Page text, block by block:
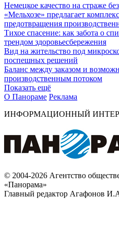
Немецкое качество на страже
«Мельхозе» предлагает
предотвращения
Тихое спасение: как забота о
трендом здоровьесбережения
Вид на жительство под
поспешных решений
Баланс между заказом и
производственным потоком
Показать ещё
О Панораме Реклама
ИНФОРМАЦИОННЫЙ
© 2004-2026 Агентство
«Панорама»
Главный редактор Агафонов